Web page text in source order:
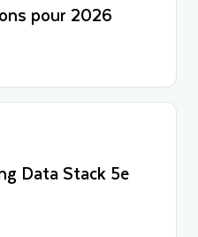
pour 2026
Data Stack 5e